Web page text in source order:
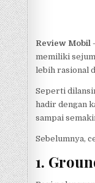
Review Mobil
memiliki
lebih rasional
Seperti
hadir dengan
sampai
Sebelumnya,
1.